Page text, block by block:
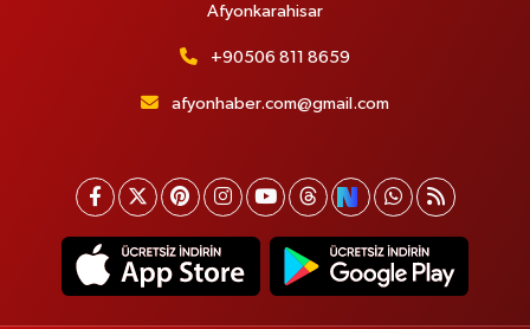
Afyonkarahisar
+90506 811 8659
afyonhaber.com@gmail.com